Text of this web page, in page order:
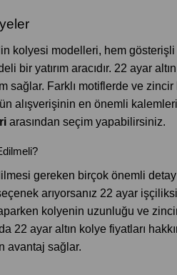
kolyesi modelleri, hem
bir yatırım aracıdır. 22 ayar
Farklı motiflerde ve
alışverişinin en önemli
arasından seçim yapabilirsiniz.
gereken birçok önemli
arıyorsanız 22 ayar
kolyenin uzunluğu ve
22 ayar altın kolye fiyatları
avantaj sağlar.